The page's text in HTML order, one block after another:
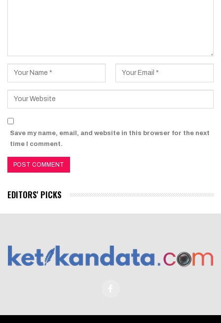
Save my name, email, and website in this browser for the next
time I comment.
EDITORS' PICKS